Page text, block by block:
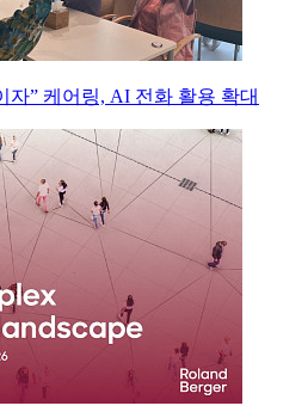
자” 케어링, AI 전화 활용 확대